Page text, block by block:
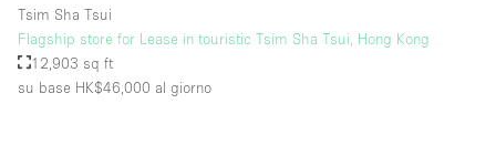
Smoking Area
Spazio living
Tsim Sha Tsui
Flagship store for Lease in touristic Tsim Sha Tsui, Hong Kong
12,903 sq ft
su base HK$46,000 al giorno